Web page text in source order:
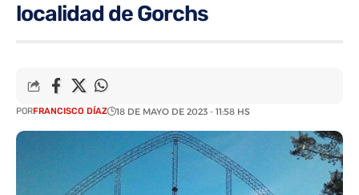
localidad de Gorchs
PORFRANCISCO DÍAZ 18 DE MAYO DE 2023 - 11:58 HS